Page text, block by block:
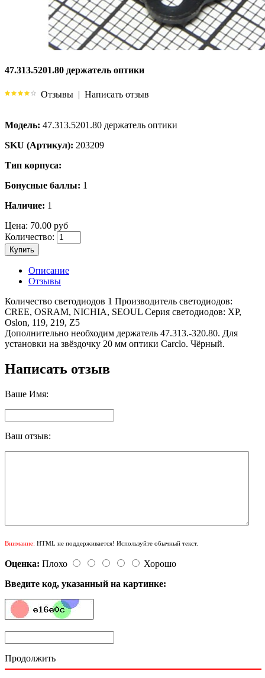
47.313.5201.80 держатель оптики
Отзывы | Написать отзыв
Модель: 47.313.5201.80 держатель оптики
SKU (Артикул): 203209
Тип корпуса:
Бонусные баллы: 1
Наличие: 1
Цена: 70.00 руб
Количество:
Купить
Описание
Отзывы
Количество светодиодов 1 Производитель светодиодов:
CREE, OSRAM, NICHIA, SEOUL Серия светодиодов: XP,
Oslon, 119, 219, Z5
Дополнительно необходим держатель 47.313.-320.80. Для
установки на звёздочку 20 мм оптики Carclo. Чёрный.
Написать отзыв
Ваше Имя:
Ваш отзыв:
Внимание: HTML не поддерживается! Используйте обычный текст.
Оценка: Плохо
Хорошо
Введите код, указанный на картинке:
Продолжить